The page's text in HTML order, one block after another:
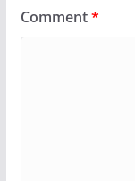
Comment*